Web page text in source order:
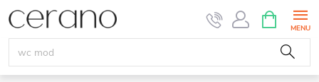
Přejít
na
obsah
NÁKUPNÍ
KOŠÍK